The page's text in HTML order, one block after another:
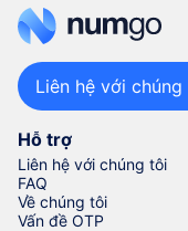
Hỗ trợ
Liên hệ với chúng tôi
FAQ
Về chúng tôi
Vấn đề OTP
Liên hệ với chúng